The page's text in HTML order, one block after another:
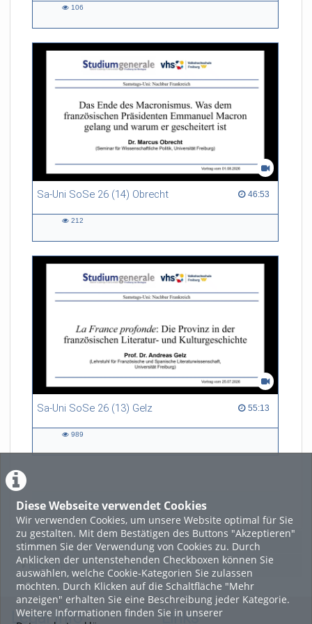
Diese Webseite verwendet Cookies
Wir verwenden Cookies, um unsere Website optimal für Sie
zu gestalten. Mit dem Bestätigen des Buttons "Akzeptieren"
stimmen Sie der Verwendung von Cookies zu. Durch
Anklicken der untenstehenden Checkboxen können Sie
auswählen, welche Cookie-Kategorien Sie zulassen
möchten. Durch Klicken auf die Schaltfläche "Mehr
anzeigen" erhalten Sie eine Beschreibung jeder Kategorie.
Weitere Informationen finden Sie in unserer
106
Sa-Uni SoSe 26 (14) Obrecht 46:53
46:53 duration
212
Sa-Uni SoSe 26 (13) Gelz 55:13
55:13 duration
989
LADE MEHR
Featured
Beliebtheit
Legal Info Links